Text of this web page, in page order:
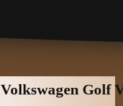
Volkswagen Golf